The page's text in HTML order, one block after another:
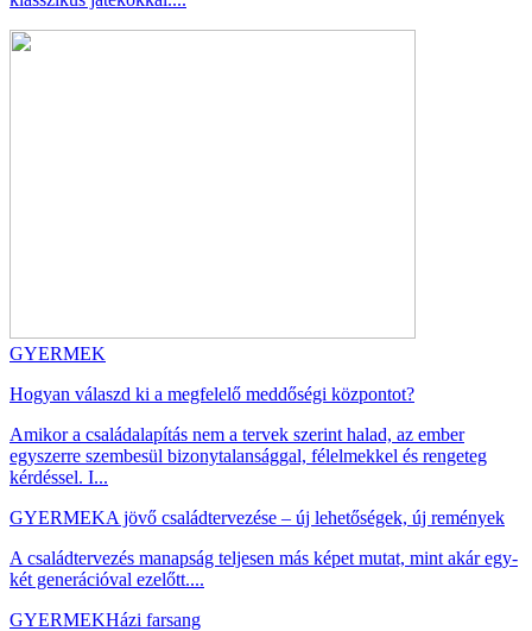
GYERMEK
Hogyan válaszd ki a megfelelő meddőségi központot?
Amikor a családalapítás nem a tervek szerint halad, az ember
egyszerre szembesül bizonytalansággal, félelmekkel és rengeteg
kérdéssel. I...
GYERMEKA jövő családtervezése – új lehetőségek, új remények
A családtervezés manapság teljesen más képet mutat, mint akár egy-
két generációval ezelőtt....
GYERMEKHázi farsang